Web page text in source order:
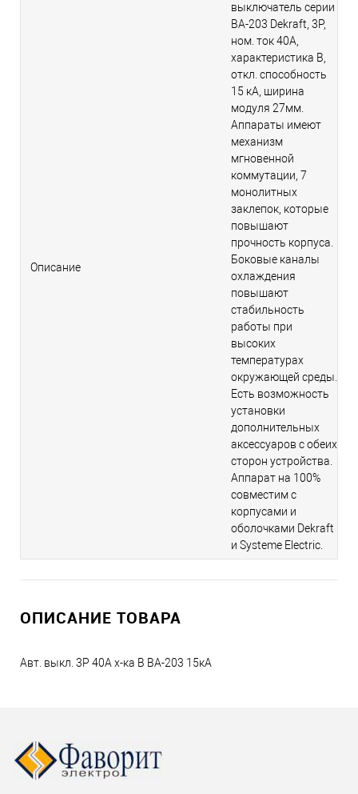
Описание
выключатель серии
ВА-203 Dekraft, 3P,
ном. ток 40А,
характеристика B,
откл. способность
15 кА, ширина
модуля 27мм.
Аппараты имеют
механизм
мгновенной
коммутации, 7
монолитных
заклепок, которые
повышают
прочность корпуса.
Боковые каналы
охлаждения
повышают
стабильность
работы при
высоких
температурах
окружающей среды.
Есть возможность
установки
дополнительных
аксессуаров с обеих
сторон устройства.
Аппарат на 100%
совместим с
корпусами и
оболочками Dekraft
и Systeme Electric.
ОПИСАНИЕ ТОВАРА
Авт. выкл. 3P 40A х-ка B ВА-203 15кА